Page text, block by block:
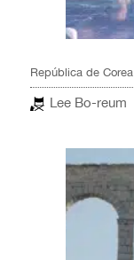
República de Corea
Lee Bo-reum